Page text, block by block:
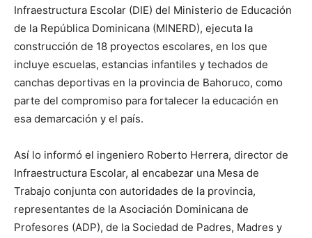
Infraestructura Escolar (DIE) del Ministerio de Educación
de la República Dominicana (MINERD), ejecuta la
construcción de 18 proyectos escolares, en los que
incluye escuelas, estancias infantiles y techados de
canchas deportivas en la provincia de Bahoruco, como
parte del compromiso para fortalecer la educación en
esa demarcación y el país.
Así lo informó el ingeniero Roberto Herrera, director de
Infraestructura Escolar, al encabezar una Mesa de
Trabajo conjunta con autoridades de la provincia,
representantes de la Asociación Dominicana de
Profesores (ADP), de la Sociedad de Padres, Madres y